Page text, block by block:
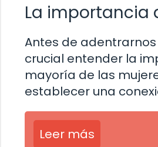
La importancia
Antes de
crucial entender la
mayoría de las
establecer una
Leer más